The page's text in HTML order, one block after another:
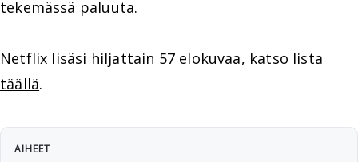
tekemässä paluuta.
Netflix lisäsi hiljattain 57 elokuvaa, katso lista
täällä.
AIHEET